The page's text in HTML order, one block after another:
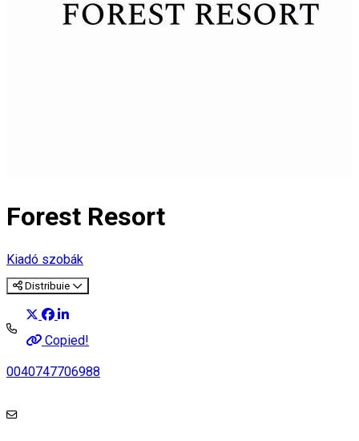
Forest Resort
Kiadó szobák
Distribuie
Copied!
0040747706988